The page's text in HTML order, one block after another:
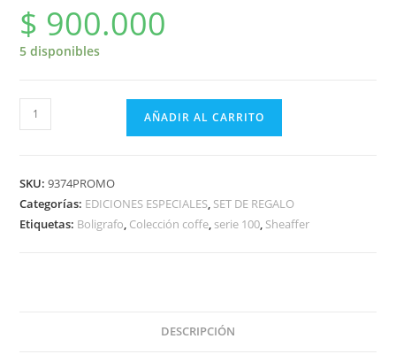
$ 900.000
5 disponibles
AÑADIR AL CARRITO
SKU:9374PROMO
Categorías: EDICIONES ESPECIALES SET DE REGALO
Etiquetas: Boligrafo Colección coffe serie 100 Sheaffer
DESCRIPCIÓN